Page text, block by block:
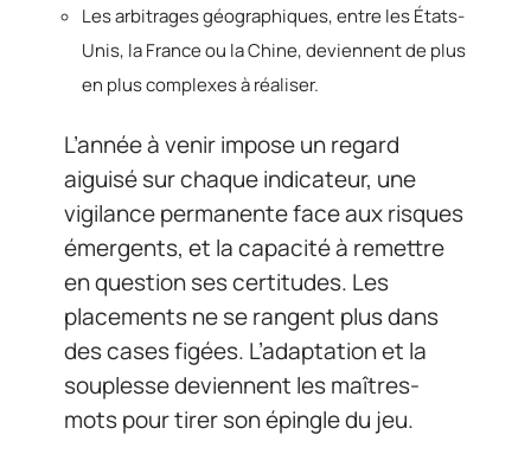
Les arbitrages géographiques, entre les États-
Unis, la France ou la Chine, deviennent de plus
en plus complexes à réaliser.
L’année à venir impose un regard
aiguisé sur chaque indicateur, une
vigilance permanente face aux risques
émergents, et la capacité à remettre
en question ses certitudes. Les
placements ne se rangent plus dans
des cases figées. L’adaptation et la
souplesse deviennent les maîtres-
mots pour tirer son épingle du jeu.